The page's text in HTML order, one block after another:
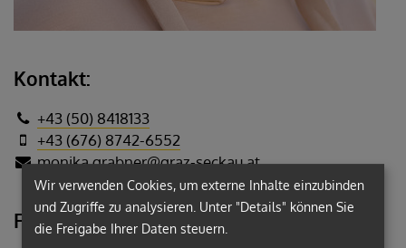
Kontakt:
+43 (50) 8418133
+43 (676) 8742-6552
monika.grabner@graz-seckau.at
Funktion/en:
Wir verwenden Cookies, um externe Inhalte einzubinden
und Zugriffe zu analysieren. Unter "Details" können Sie
die Freigabe Ihrer Daten steuern.